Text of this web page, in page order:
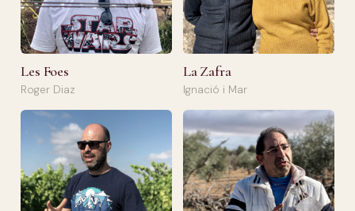
Les Foes
Roger Diaz
La Zafra
Ignació i Mar